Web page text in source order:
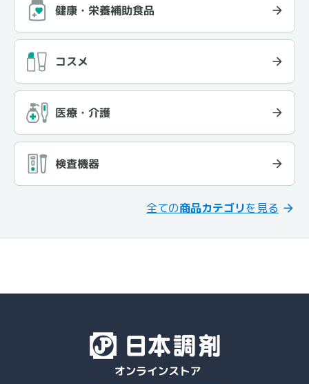
健康・栄養補助食品
コスメ
医療・介護
検査機器
全ての商品カテゴリを見る